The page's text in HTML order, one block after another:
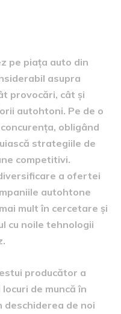
pe piața auto din
asupra
provocări, cât și
autohtoni. Pe de o
obligând
strategiile de
competitivi.
a ofertei
autohtone
mult în cercetare și
cu noile tehnologii
producător a
de muncă în
de noi